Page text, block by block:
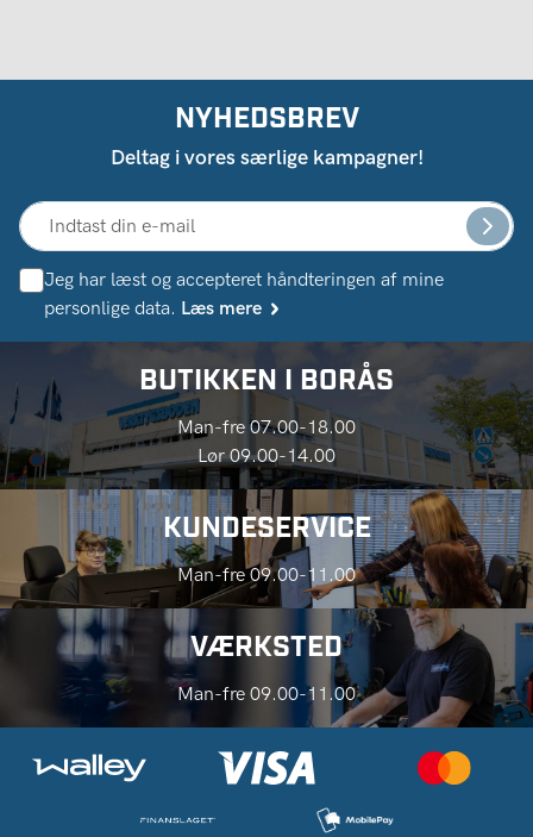
NYHEDSBREV
Deltag i vores særlige kampagner!
Jeg har læst og accepteret håndteringen af ​​mine
personlige data. Læs mere
BUTIKKEN I BORÅS
Man-fre 07.00-18.00
Lør 09.00-14.00
KUNDESERVICE
Man-fre 09.00-11.00
VÆRKSTED
Man-fre 09.00-11.00